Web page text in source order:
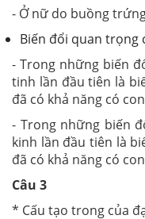
- Ở nữ do buồng
Biến đổi quan trọng
- Trong những biến
tinh lần đầu tiên là
đã có khả năng có
- Trong những biến
kinh lần đầu tiên là
đã có khả năng có
Câu 3
* Cấu tạo trong của